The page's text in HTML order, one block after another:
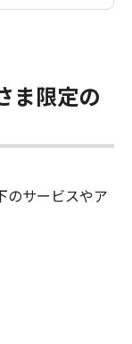
ま限定の
のサービスやア